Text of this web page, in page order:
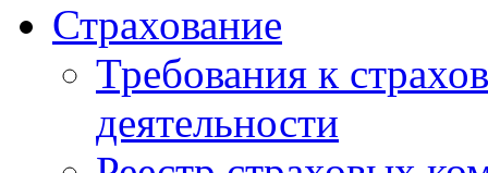
Страхование
Требования к
деятельности